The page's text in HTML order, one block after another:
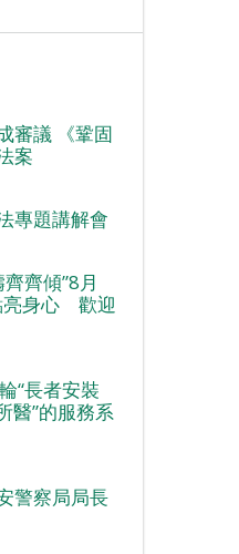
審議 《鞏固
案
專題講解會
齊傾”8月
亮身心 歡迎
“長者安裝
醫”的服務系
警察局局長